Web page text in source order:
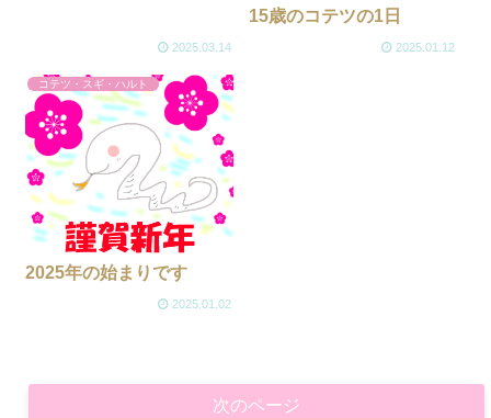
2025.03.14
15歳のコテツの1日
2025.01.12
コテツ・スギ・ハルト
2025年の始まりです
2025.01.02
次のページ